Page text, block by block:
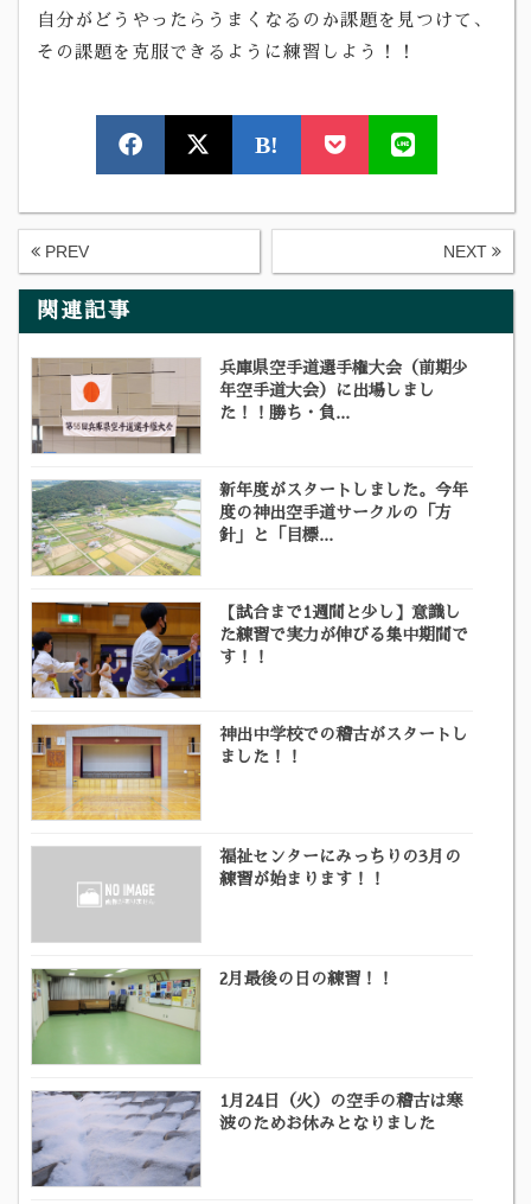
自分がどうやったらうまくなるのか課題を見つけて、
その課題を克服できるように練習しよう！！
B!
PREV NEXT
関連記事
兵庫県空手道選手権大会（前期少
年空手道大会）に出場しまし
た！！勝ち・負...
新年度がスタートしました。今年
度の神出空手道サークルの「方
針」と「目標...
【試合まで1週間と少し】意識し
た練習で実力が伸びる集中期間で
す！！
神出中学校での稽古がスタートし
ました！！
福祉センターにみっちりの3月の
練習が始まります！！
2月最後の日の練習！！
1月24日（火）の空手の稽古は寒
波のためお休みとなりました